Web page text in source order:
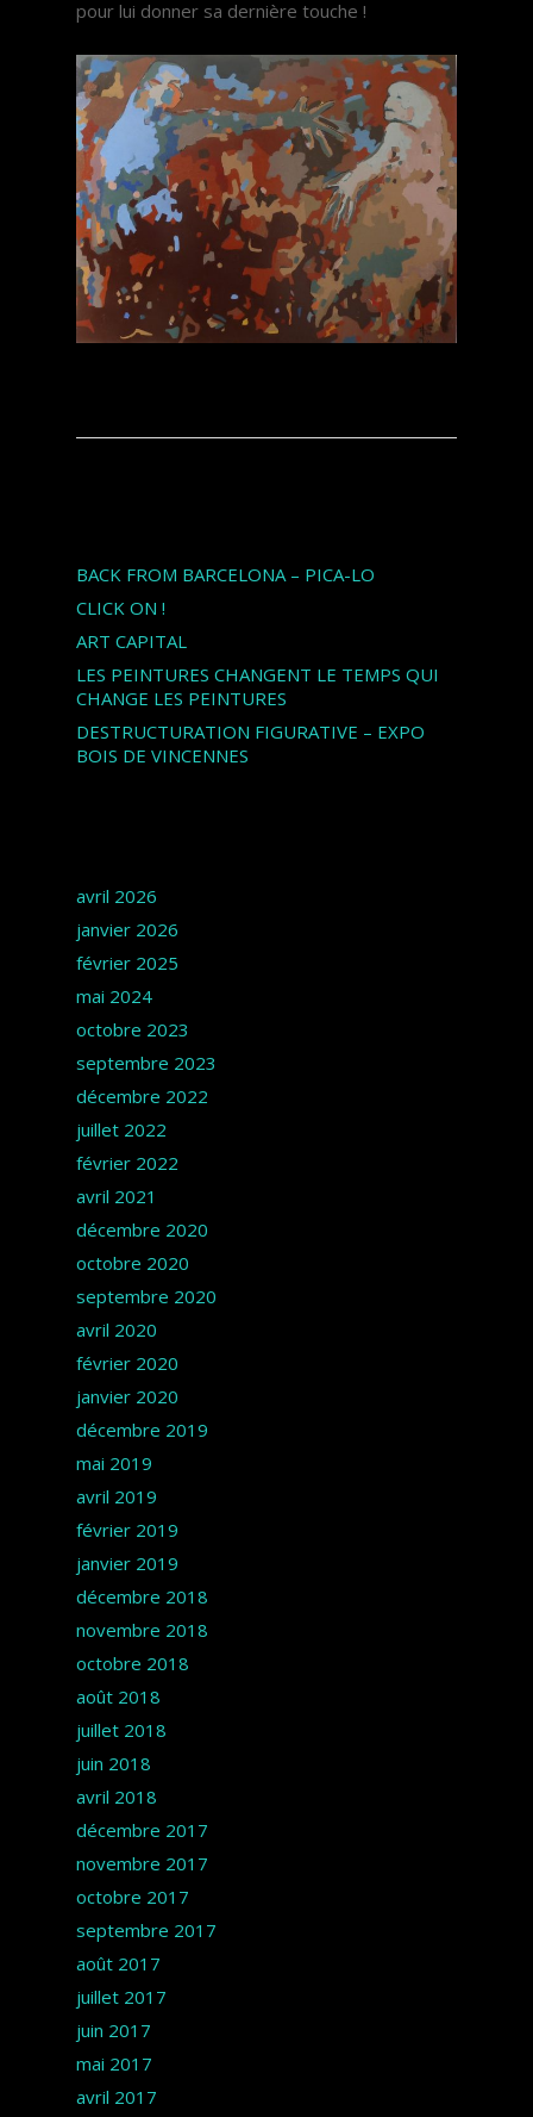
pour lui donner sa dernière touche !
BACK FROM BARCELONA – PICA-LO
CLICK ON !
ART CAPITAL
LES PEINTURES CHANGENT LE TEMPS QUI
CHANGE LES PEINTURES
DESTRUCTURATION FIGURATIVE – EXPO
BOIS DE VINCENNES
avril 2026
janvier 2026
février 2025
mai 2024
octobre 2023
septembre 2023
décembre 2022
juillet 2022
février 2022
avril 2021
décembre 2020
octobre 2020
septembre 2020
avril 2020
février 2020
janvier 2020
décembre 2019
mai 2019
avril 2019
février 2019
janvier 2019
décembre 2018
novembre 2018
octobre 2018
août 2018
juillet 2018
juin 2018
avril 2018
décembre 2017
novembre 2017
octobre 2017
septembre 2017
août 2017
juillet 2017
juin 2017
mai 2017
avril 2017